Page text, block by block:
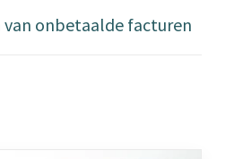
van onbetaalde facturen